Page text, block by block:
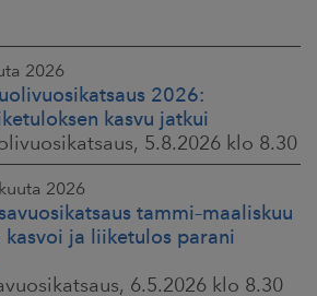
2026
2026:
kasvu jatkui
5.8.2026 klo 8.30
2026
tammi–maaliskuu
ja liiketulos parani
6.5.2026 klo 8.30